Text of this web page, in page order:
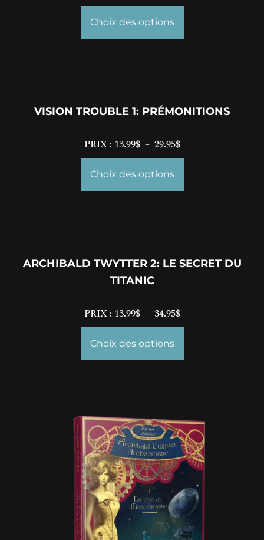
Choix des options
VISION TROUBLE 1: PRÉMONITIONS
PRIX : 13.99$ – 29.95$
Choix des options
ARCHIBALD TWYTTER 2: LE SECRET DU
TITANIC
PRIX : 13.99$ – 34.95$
Choix des options